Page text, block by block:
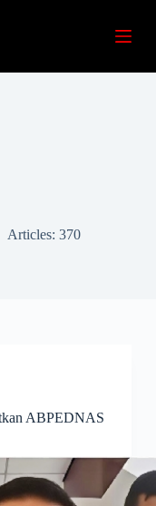
Articles: 370
ABPEDNAS